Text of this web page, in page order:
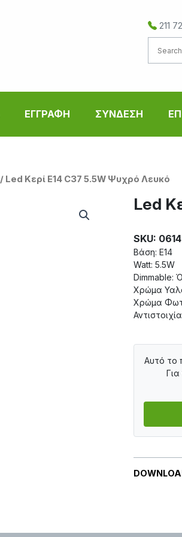
211
ΕΓΓΡΑΦΗ ΣΥΝΔΕΣΗ
/ Led Κερί E14 C37 5.5W Ψυχρό Λευκό
Led
SKU:
Βάση: E14
Watt: 5.5W
Dimmable:
Χρώμα
Χρώμα
Αυτό το